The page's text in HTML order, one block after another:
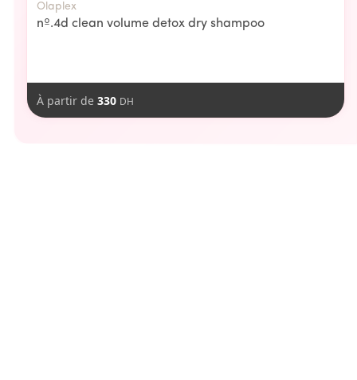
Olaplex
nº.4d clean volume detox dry shampoo
À partir de 330 DH